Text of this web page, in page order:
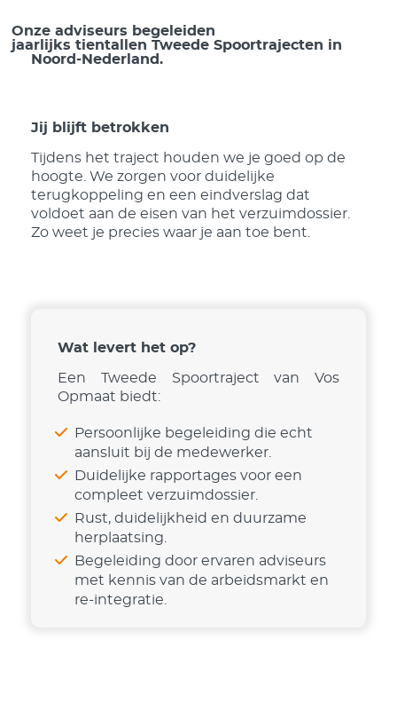
Onze adviseurs begeleiden
jaarlijks tientallen Tweede Spoortrajecten in
Noord-Nederland.
Jij blijft betrokken
Tijdens het traject houden we je goed op de
hoogte. We zorgen voor duidelijke
terugkoppeling en een eindverslag dat
voldoet aan de eisen van het verzuimdossier.
Zo weet je precies waar je aan toe bent.
Wat levert het op?
Een Tweede Spoortraject van Vos
Opmaat biedt:
Persoonlijke begeleiding die echt
aansluit bij de medewerker.
Duidelijke rapportages voor een
compleet verzuimdossier.
Rust, duidelijkheid en duurzame
herplaatsing.
Begeleiding door ervaren adviseurs
met kennis van de arbeidsmarkt en
re-integratie.